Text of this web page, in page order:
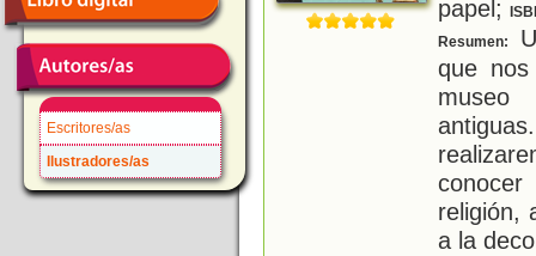
Escritores/as
Ilustradores/as
papel;
Resumen:
que
museo
religión,
a la